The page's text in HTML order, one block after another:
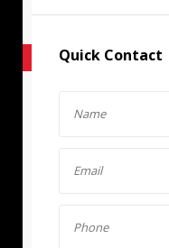
Quick Contact